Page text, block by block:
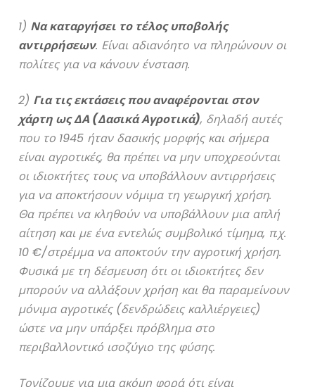
1) Να καταργήσει το τέλος υποβολής
αντιρρήσεων. Είναι αδιανόητο να πληρώνουν οι
πολίτες για να κάνουν ένσταση.
2) Για τις εκτάσεις που αναφέρονται στον
χάρτη ως ΔΑ (Δασικά Αγροτικά), δηλαδή αυτές
που το 1945 ήταν δασικής μορφής και σήμερα
είναι αγροτικές, θα πρέπει να μην υποχρεούνται
οι ιδιοκτήτες τους να υποβάλλουν αντιρρήσεις
για να αποκτήσουν νόμιμα τη γεωργική χρήση.
Θα πρέπει να κληθούν να υποβάλλουν μια απλή
αίτηση και με ένα εντελώς συμβολικό τίμημα, π.χ.
10 €/στρέμμα να αποκτούν την αγροτική χρήση.
Φυσικά με τη δέσμευση ότι οι ιδιοκτήτες δεν
μπορούν να αλλάξουν χρήση και θα παραμείνουν
μόνιμα αγροτικές (δενδρώδεις καλλιέργειες)
ώστε να μην υπάρξει πρόβλημα στο
περιβαλλοντικό ισοζύγιο της φύσης.
Τονίζουμε για μια ακόμη φορά ότι είναι